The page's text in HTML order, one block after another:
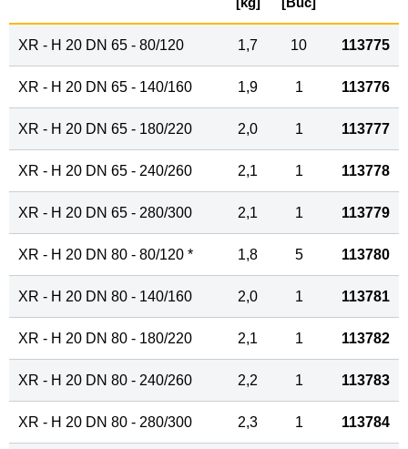
XR - H 20 DN 65 - 80/120 1,7 10 113775
XR - H 20 DN 65 - 140/160 1,9 1 113776
XR - H 20 DN 65 - 180/220 2,0 1 113777
XR - H 20 DN 65 - 240/260 2,1 1 113778
XR - H 20 DN 65 - 280/300 2,1 1 113779
XR - H 20 DN 80 - 80/120 * 1,8 5 113780
XR - H 20 DN 80 - 140/160 2,0 1 113781
XR - H 20 DN 80 - 180/220 2,1 1 113782
XR - H 20 DN 80 - 240/260 2,2 1 113783
XR - H 20 DN 80 - 280/300 2,3 1 113784